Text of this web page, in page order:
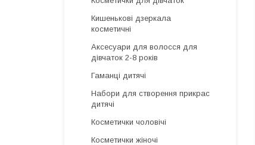
Кишенькові дзеркала
косметичні
Аксесуари для волосся для
дівчаток 2-8 років
Гаманці дитячі
Набори для створення прикрас
дитячі
Косметички чоловічі
Косметички жіночі